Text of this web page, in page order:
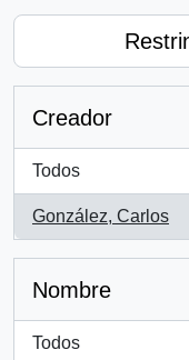
Creador
Todos
González, Carlos
, 1 resultados
Nombre
Todos